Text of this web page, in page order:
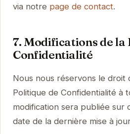
via notre page de contact.
7. Modifications de la
Confidentialité
Nous nous réservons le droit
Politique de Confidentialité à
modification sera publiée sur
date de la dernière mise à